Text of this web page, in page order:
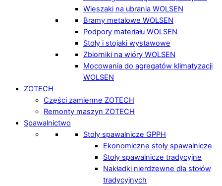
Wieszaki na ubrania WOLSEN
Bramy metalowe WOLSEN
Podpory materiału WOLSEN
Stoły i stojaki wystawowe
Zbiorniki na wióry WOLSEN
Mocowania do agregatów klimatyzacji
WOLSEN
ZOTECH
Części zamienne ZOTECH
Remonty maszyn ZOTECH
Spawalnictwo
Stoły spawalnicze GPPH
Ekonomiczne stoły spawalnicze
Stoły spawalnicze tradycyjne
Nakładki nierdzewne dla stołów
tradycyjnych